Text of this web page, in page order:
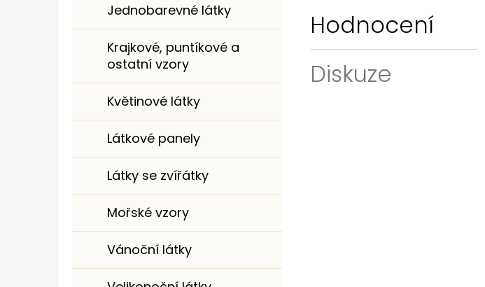
Jednobarevné látky
Krajkové, puntíkové a
ostatní vzory
Květinové látky
Látkové panely
Látky se zvířátky
Mořské vzory
Vánoční látky
Hodnocení
Diskuze